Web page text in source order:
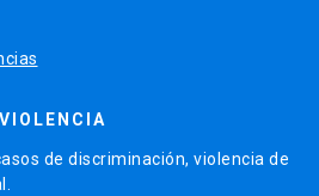
de discriminación, violencia de